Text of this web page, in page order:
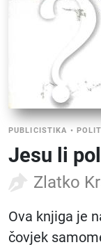
PUBLICISTIKA •
Jesu li
Zlatko
Ova knjiga je
čovjek